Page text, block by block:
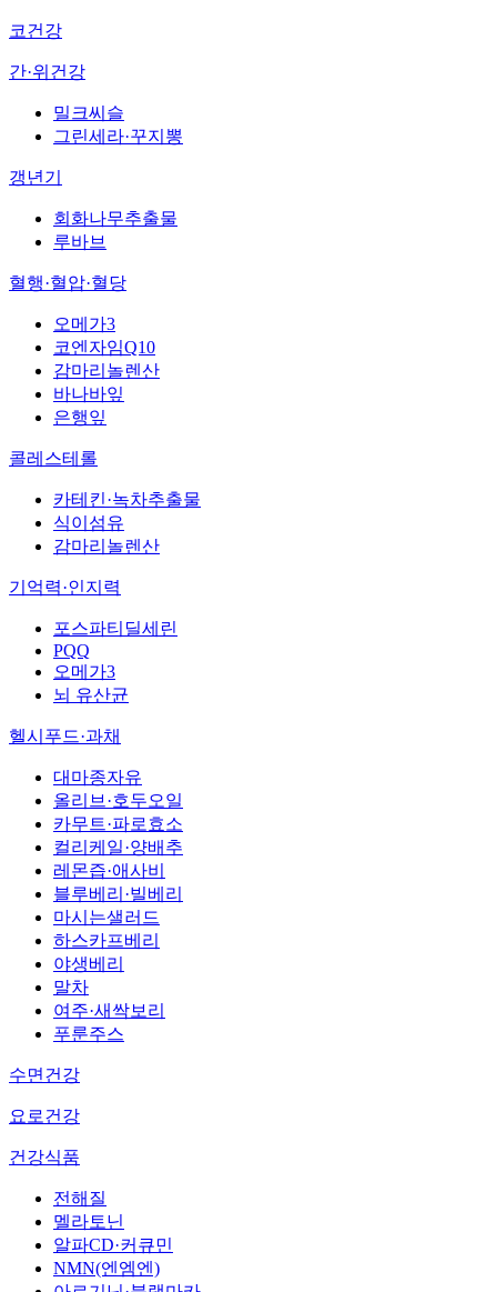
코건강
간·위건강
밀크씨슬
그린세라·꾸지뽕
갱년기
회화나무추출물
루바브
혈행·혈압·혈당
오메가3
코엔자임Q10
감마리놀렌산
바나바잎
은행잎
콜레스테롤
카테킨·녹차추출물
식이섬유
감마리놀렌산
기억력·인지력
포스파티딜세린
PQQ
오메가3
뇌 유산균
헬시푸드·과채
대마종자유
올리브·호두오일
카무트·파로효소
컬리케일·양배추
레몬즙·애사비
블루베리·빌베리
마시는샐러드
하스카프베리
야생베리
말차
여주·새싹보리
푸룬주스
수면건강
요로건강
건강식품
전해질
멜라토닌
알파CD·커큐민
NMN(엔엠엔)